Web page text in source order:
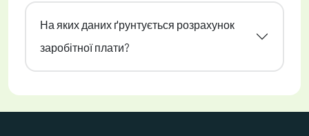
На яких даних ґрунтується розрахунок
заробітної плати?